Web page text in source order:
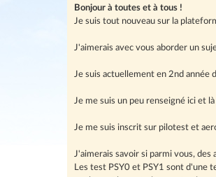
s
s
a
Bonjour à toutes et à tous !
Je suis tout nouveau sur la
J'aimerais avec vous aborder un
Je suis actuellement en 2nd
Je me suis un peu renseigné ici et
Je me suis inscrit sur pilotest et
J'aimerais savoir si parmi vous,
Les test PSY0 et PSY1 sont